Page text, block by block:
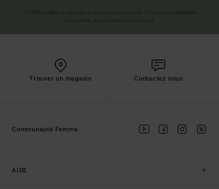
Trouver un magasin Contactez nous
AIDE
Communauté Femme